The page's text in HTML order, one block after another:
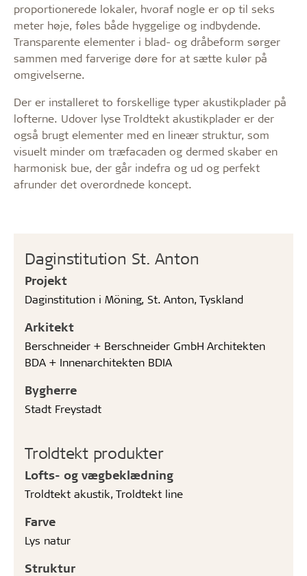
Daginstitution St. Anton
Projekt
Daginstitution i Möning, St. Anton, Tyskland
Arkitekt
Berschneider + Berschneider GmbH Architekten
BDA + Innenarchitekten BDIA
Bygherre
Stadt Freystadt
Troldtekt produkter
Lofts- og vægbeklædning
Troldtekt akustik, Troldtekt line
Farve
Lys natur
Struktur
proportionerede lokaler, hvoraf nogle er op til seks
meter høje, føles både hyggelige og indbydende.
Transparente elementer i blad- og dråbeform sørger
sammen med farverige døre for at sætte kulør på
omgivelserne.
Der er installeret to forskellige typer akustikplader på
lofterne. Udover lyse Troldtekt akustikplader er der
også brugt elementer med en lineær struktur, som
visuelt minder om træfacaden og dermed skaber en
harmonisk bue, der går indefra og ud og perfekt
afrunder det overordnede koncept.